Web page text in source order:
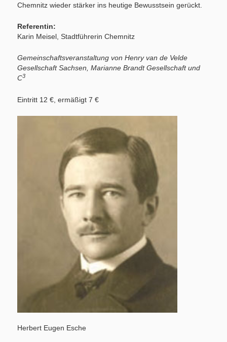
Chemnitz wieder stärker ins heutige Bewusstsein gerückt.
Referentin:
Karin Meisel, Stadtführerin Chemnitz
Gemeinschaftsveranstaltung von Henry van de Velde
Gesellschaft Sachsen, Marianne Brandt Gesellschaft und
C3
Eintritt 12 €, ermäßigt 7 €
Herbert Eugen Esche